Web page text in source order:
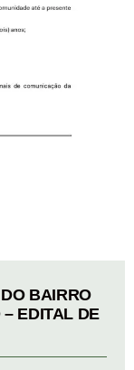
BAIRRO
EDITAL DE